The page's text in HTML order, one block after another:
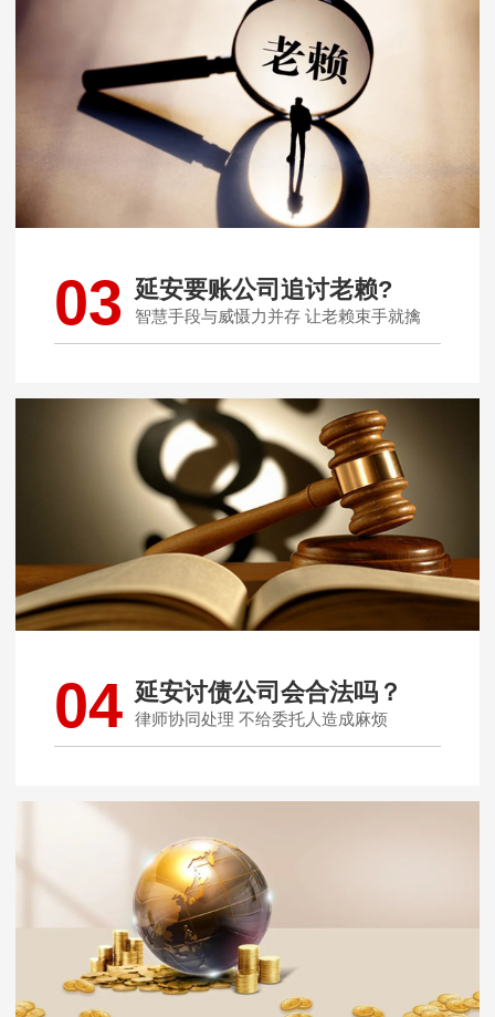
03 延安要账公司追讨老赖?
智慧手段与威慑力并存 让老赖束手就擒
04 延安讨债公司会合法吗？
律师协同处理 不给委托人造成麻烦